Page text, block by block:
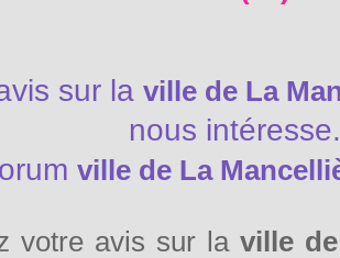
sur la ville de La
nous intéresse.
ville de La
votre avis sur la ville